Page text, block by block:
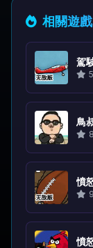
相關遊戲
駕
鳥
憤
憤